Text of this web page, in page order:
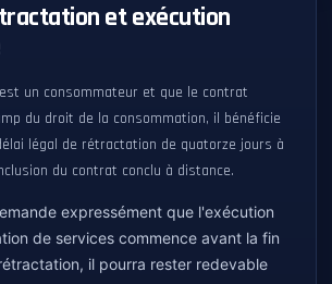
et exécution
un consommateur et que le contrat
du droit de la consommation, il bénéficie
légal de rétractation de quatorze jours à
du contrat conclu à distance.
expressément que l'exécution
de services commence avant la fin
il pourra rester redevable